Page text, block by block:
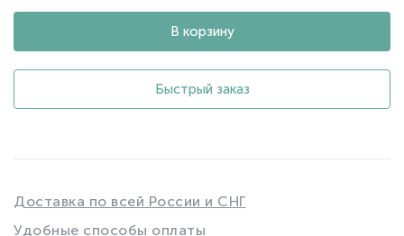
В корзину
Быстрый заказ
Доставка по всей России и СНГ
Удобные способы оплаты